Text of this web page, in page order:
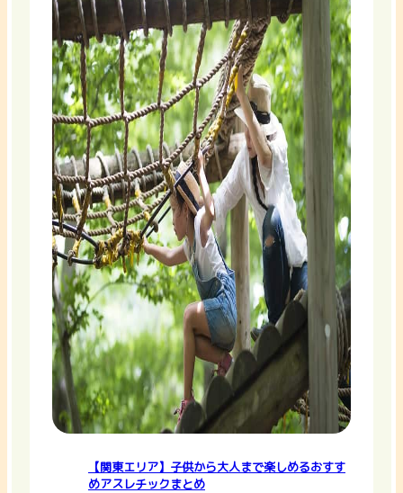
【関東エリア】子供から大人まで楽しめるおすす
めアスレチックまとめ